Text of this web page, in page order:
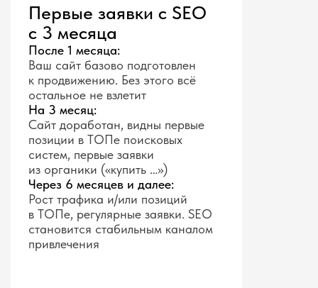
Первые заявки с SEO
с 3 месяца
После 1 месяца:
Ваш сайт базово подготовлен
к продвижению. Без этого всё
остальное не взлетит
На 3 месяц:
Сайт доработан, видны первые
позиции в ТОПе поисковых
систем, первые заявки
из органики («купить …»)
Через 6 месяцев и далее:
Рост трафика и/или позиций
в ТОПе, регулярные заявки. SEO
становится стабильным каналом
привлечения